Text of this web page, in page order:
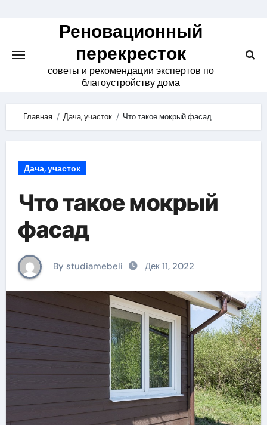
Реновационный
перекресток
советы и рекомендации экспертов по
благоустройству дома
Главная Дача, участок Что такое мокрый фасад
Дача, участок
Что такое мокрый
фасад
By studiamebeli Дек 11, 2022